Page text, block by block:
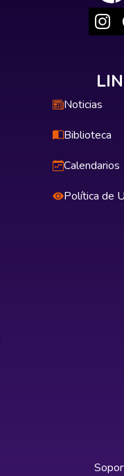
Noticias
Biblioteca
Calendarios
Política de